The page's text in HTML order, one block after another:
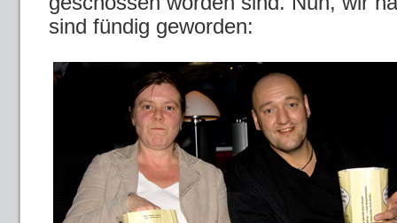
sind fündig geworden: